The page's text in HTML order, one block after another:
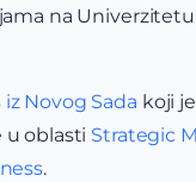
na
Novog Sada koji
u oblasti Strategic
.